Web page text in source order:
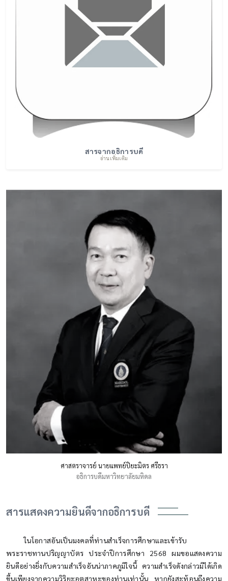
สารจากอธิการบดี
อ่านเพิ่มเติม
ศาสตราจารย์ นายแพทย์ปิยะมิตร ศรีธรา
อธิการบดีมหาวิทยาลัยมหิดล
สารแสดงความยินดีจากอธิการบดี
ในโอกาสอันเป็นมงคลที่ท่านสำเร็จการศึกษาและเข้ารับ
พระราชทานปริญญาบัตร ประจำปีการศึกษา 2568 ผมขอแสดงความ
ยินดีอย่างยิ่งกับความสำเร็จอันน่าภาคภูมิใจนี้ ความสำเร็จดังกล่าวมิได้เกิด
ขึ้นเพียงจากความวิริยะอุตสาหะของท่านเท่านั้น หากยังสะท้อนถึงความ